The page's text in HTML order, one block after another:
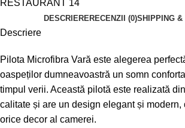
RESTAURANT 14
DESCRIERERECENZII (0)SHIPPING
Descriere
Pilota Microfibra Vară este alegerea
oaspeților dumneavoastră un somn
timpul verii. Această pilotă este realizată
calitate și are un design elegant și modern,
orice decor al camerei.